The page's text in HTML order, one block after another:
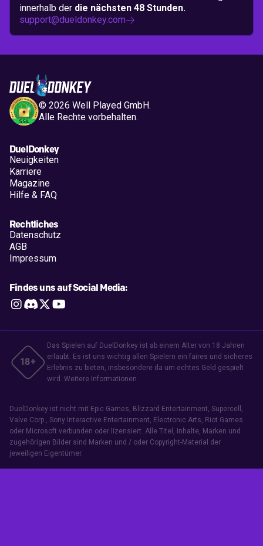
innerhalb der die nächsten 48 Stunden.
support@dueldonkey.com
© 2026 Well Played GmbH.
Alle Rechte vorbehalten.
DuelDonkey
Neuigkeiten
Karriere
Magazine
Hilfe & FAQ
Rechtliches
Datenschutz
AGB
Impressum
Findes uns auf Social Media:
 
Das Spielen auf DuelDonkey ist ab einem Alter von 18 Jahren
erlaubt. Es ist uns wichtig allen Spielern ein faires und sicheres
Erlebnis zu bieten, insbesondere da um echtes Geld gespielt
wird. Weitere Informationen
DuelDonkey ist nicht mit Epic Games, Blizzard Entertainment, Supercell,
Valve Corp., Sony Interactive Entertainment, Electronic Arts, Riot Games
oder Microsoft verbunden oder lizensiert. Alle Titel, Inhalte, Marken und
zugehörigen Bilder sind Marken und / oder Copyright-Material der
jeweiligen Eigentümer.